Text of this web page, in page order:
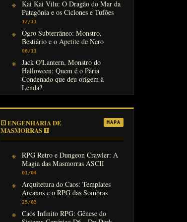
Kai Kai Vilu: O Dragão do Mar da
Patagônia e os Ciclones e Tufões
12/11
Ogro Subterrâneo: Monstro,
Bestiário e o Apetite de Nero
06/11
Jack O'Lantern, Monstro do
Halloween: Quem é o Pária
Condenado que deu origem à
Lenda?
31/10
⚀ ENGENHARIA DE
MASMORRAS ⚅
MAPA
RPG Retro e Dungeon Crawler: A
Magia das Masmorras ASCII
01/04
Arquitetura do Caos: Templates
Arcanos e o RPG das Sombras
25/03
Caos Infinito RPG: Gênese do